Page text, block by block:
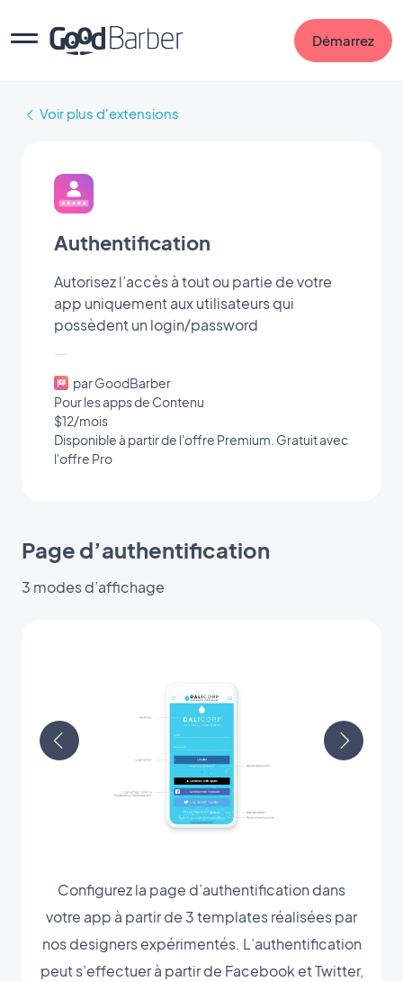
Démarrez
Voir plus d'extensions
Authentification
Autorisez l’accès à tout ou partie de votre
app uniquement aux utilisateurs qui
possèdent un login/password
par GoodBarber
Pour les apps de Contenu
$12/mois
Disponible à partir de l'offre Premium. Gratuit avec
l'offre Pro
Page d’authentification
3 modes d’affichage
Configurez la page d’authentification dans
votre app à partir de 3 templates réalisées par
nos designers expérimentés. L’authentification
peut s’effectuer à partir de Facebook et Twitter,